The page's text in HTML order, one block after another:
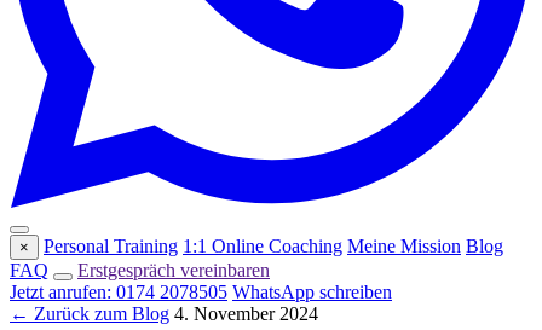
× Personal Training 1:1 Online Coaching Meine Mission Blog
FAQ
Erstgespräch vereinbaren
Jetzt anrufen: 0174 2078505 WhatsApp schreiben
← Zurück zum Blog 4. November 2024